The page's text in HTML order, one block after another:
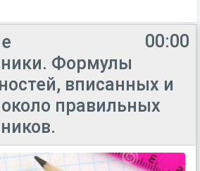
00:00
Формулы
вписанных и
правильных